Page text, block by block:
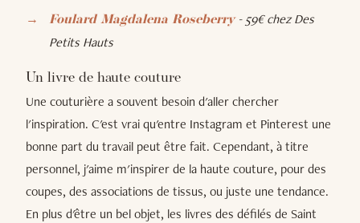
Foulard Magdalena Roseberry- 59€ chez Des
Petits Hauts
Un livre de haute couture
Une couturière a souvent besoin d'aller chercher
l'inspiration. C'est vrai qu'entre Instagram et Pinterest une
bonne part du travail peut être fait. Cependant, à titre
personnel, j'aime m'inspirer de la haute couture, pour des
coupes, des associations de tissus, ou juste une tendance.
En plus d'être un bel objet, les livres des défilés de Saint